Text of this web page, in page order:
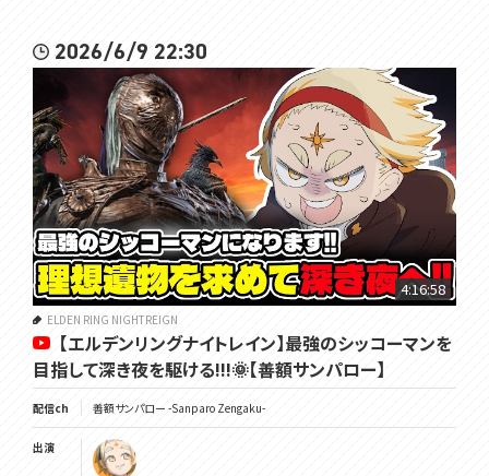
2026/6/9 22:30
4:16:58
ELDEN RING NIGHTREIGN
【エルデンリングナイトレイン】最強のシッコーマンを
目指して深き夜を駆ける!!!🌞【善額サンパロー】
配信ch 善額サンパロー -Sanparo Zengaku-
出演